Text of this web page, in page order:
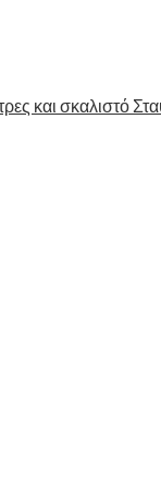
και σκαλιστό